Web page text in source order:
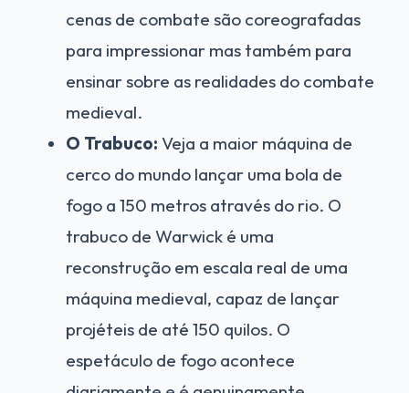
cenas de combate são coreografadas
para impressionar mas também para
ensinar sobre as realidades do combate
medieval.
O Trabuco: Veja a maior máquina de
cerco do mundo lançar uma bola de
fogo a 150 metros através do rio. O
trabuco de Warwick é uma
reconstrução em escala real de uma
máquina medieval, capaz de lançar
projéteis de até 150 quilos. O
espetáculo de fogo acontece